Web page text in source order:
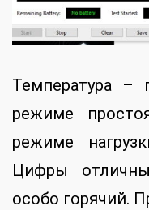
Температура –
режиме
режиме
Цифры
особо горячий.